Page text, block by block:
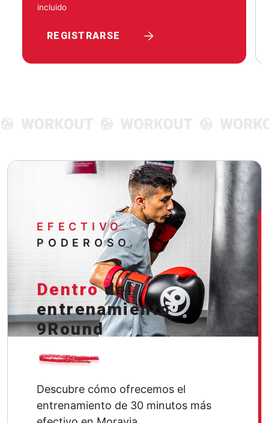
incluido
REGISTRARSE
EFECTIVO.
PODEROSO.
Dentrodel
entrenamiento
9Round
Descubre cómo ofrecemos el
entrenamiento de 30 minutos más